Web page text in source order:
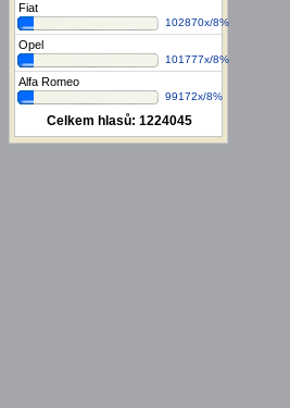
Fiat
102870x/8%
Opel
101777x/8%
Alfa Romeo
99172x/8%
Celkem hlasů: 1224045